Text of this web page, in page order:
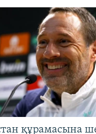
құрамасына